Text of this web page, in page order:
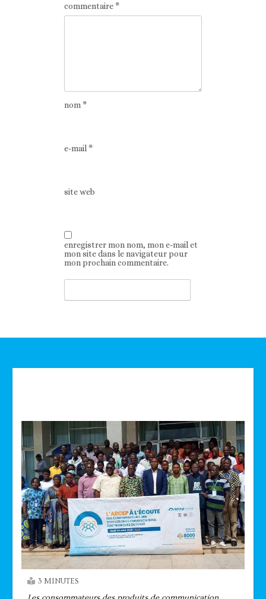
commentaire*
nom*
e-mail*
site web
enregistrer mon nom, mon e-mail et
mon site dans le navigateur pour
mon prochain commentaire.
3 MINUTES